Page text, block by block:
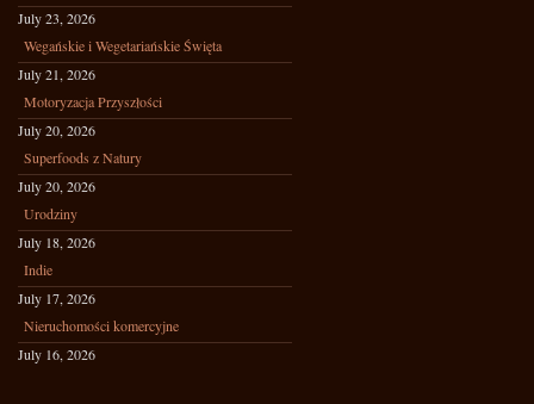
July 23, 2026
Wegańskie i Wegetariańskie Święta
July 21, 2026
Motoryzacja Przyszłości
July 20, 2026
Superfoods z Natury
July 20, 2026
Urodziny
July 18, 2026
Indie
July 17, 2026
Nieruchomości komercyjne
July 16, 2026